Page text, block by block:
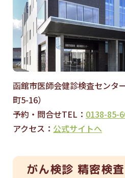
函館市医師会健診検査センタ
町5-16）
予約・問合せTEL： 0138-85-
アクセス： 公式サイトへ
がん検診 精密検